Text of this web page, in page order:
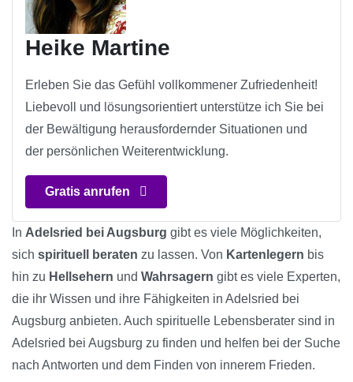
Heike Martine
Erleben Sie das Gefühl vollkommener Zufriedenheit!
Liebevoll und lösungsorientiert unterstütze ich Sie bei
der Bewältigung herausfordernder Situationen und
der persönlichen Weiterentwicklung.
Gratis anrufen
In Adelsried bei Augsburg gibt es viele Möglichkeiten,
sich spirituell beraten zu lassen. Von Kartenlegern bis
hin zu Hellsehern und Wahrsagern gibt es viele Experten,
die ihr Wissen und ihre Fähigkeiten in Adelsried bei
Augsburg anbieten. Auch spirituelle Lebensberater sind in
Adelsried bei Augsburg zu finden und helfen bei der Suche
nach Antworten und dem Finden von innerem Frieden.